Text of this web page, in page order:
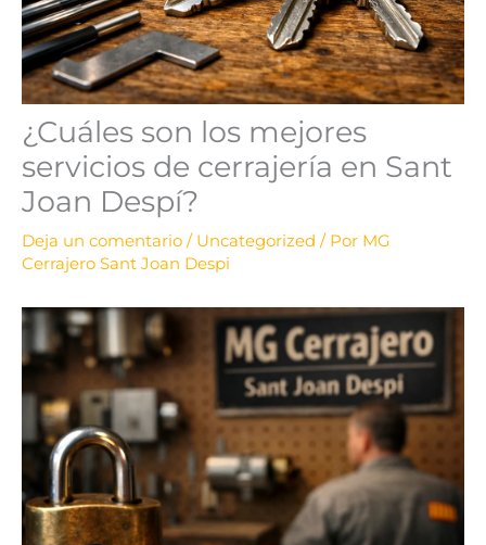
¿Cuáles son los mejores
servicios de cerrajería en Sant
Joan Despí?
Deja un comentario / Uncategorized / Por MG
Cerrajero Sant Joan Despi